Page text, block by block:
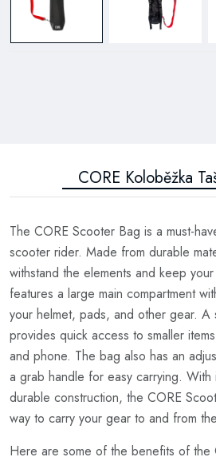
CORE Koloběžka
The CORE Scooter Bag is a must-
scooter rider. Made from durable
withstand the elements and keep
features a large main compartment
your helmet, pads, and other gear. A
provides quick access to smaller
and phone. The bag also has an
a grab handle for easy carrying. With
durable construction, the CORE
way to carry your gear to and from
Here are some of the benefits of the